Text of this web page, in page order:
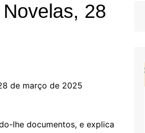
28
de março de 2025
lhe documentos, e explica